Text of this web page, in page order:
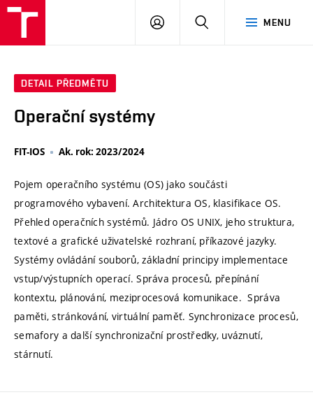
MENU
PŘIHLÁSIT
DETAIL PŘEDMĚTU
Operační systémy
FIT-IOS Ak. rok: 2023/2024
Pojem operačního systému (OS) jako součásti
programového vybavení. Architektura OS, klasifikace OS.
Přehled operačních systémů. Jádro OS UNIX, jeho struktura,
textové a grafické uživatelské rozhraní, příkazové jazyky.
Systémy ovládání souborů, základní principy implementace
vstup/výstupních operací. Správa procesů, přepínání
kontextu, plánování, meziprocesová komunikace. Správa
paměti, stránkování, virtuální paměť. Synchronizace procesů,
semafory a další synchronizační prostředky, uváznutí,
stárnutí.